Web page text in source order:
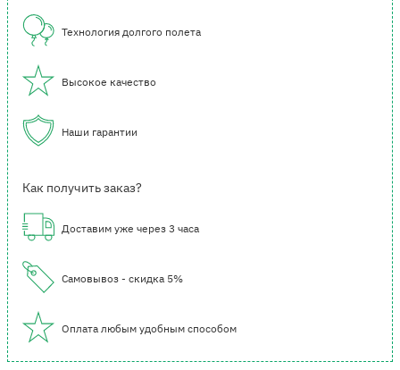
Технология долгого полета
Высокое качество
Наши гарантии
Как получить заказ?
Доставим уже через 3 часа
Самовывоз - скидка 5%
Оплата любым удобным способом